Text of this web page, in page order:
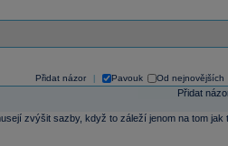
Přidat názor Pavouk Od nejnovějších
Přidat
zvýšit sazby, když to záleží jenom na tom jak